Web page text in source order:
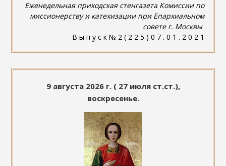
Еженедельная приходская стенгазета Комиссии по
миссионерству и катехизации при Епархиальном
совете г. Москвы
В ы п у с к № 2 ( 2 2 5 ) 0 7 . 0 1 . 2 0 2 1
9 августа 2026 г. ( 27 июля ст.ст.),
воскресенье.